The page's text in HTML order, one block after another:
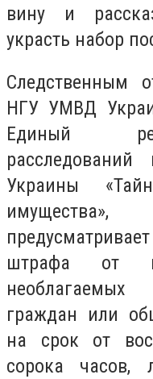
вину и
украсть набор
Следственным
НГУ УМВД
Единый
Украины
штрафа от
граждан или
на срок от
сорока часов,